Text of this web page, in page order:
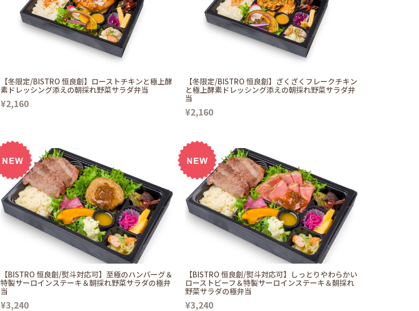
【冬限定/BISTRO 恒良創】ローストチキンと極上酵
素ドレッシング添えの朝採れ野菜サラダ弁当
¥2,160
【冬限定/BISTRO 恒良創】ざくざくフレークチキン
と極上酵素ドレッシング添えの朝採れ野菜サラダ弁
当
¥2,160
【BISTRO 恒良創/熨斗対応可】至極のハンバーグ＆
特製サーロインステーキ＆朝採れ野菜サラダの極弁
当
¥3,240
【BISTRO 恒良創/熨斗対応可】しっとりやわらかい
ローストビーフ＆特製サーロインステーキ＆朝採れ
野菜サラダの極弁当
¥3,240